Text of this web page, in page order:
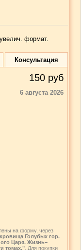
формат.
Консультация
150 руб
6 августа 2026
на форму, через
Голубых гор.
Царя. Жизнь–
томах.". Для покупки